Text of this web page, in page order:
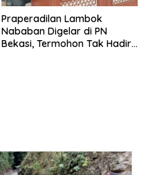
Praperadilan Lambok
Nababan Digelar di PN
Bekasi, Termohon Tak Hadir